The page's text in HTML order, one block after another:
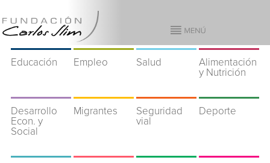
Educación Empleo Salud
Alimentación
y Nutrición
Desarrollo
Econ. y
Social
Migrantes
Seguridad
vial
Deporte